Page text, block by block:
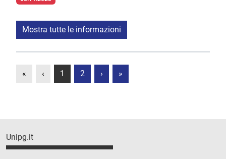
Mostra tutte le informazioni
« ‹ 1 2 › »
Unipg.it